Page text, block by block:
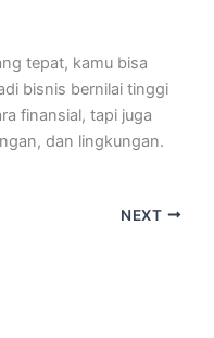
tepat, kamu bisa
bisnis bernilai tinggi
finansial, tapi juga
dan lingkungan.
NEXT